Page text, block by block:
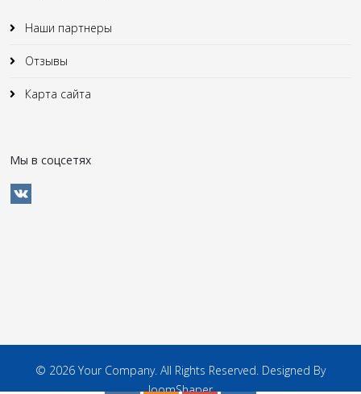
Наши партнеры
Отзывы
Карта сайта
Мы в соцсетях
© 2026 Your Company. All Rights Reserved. Designed By
JoomShaper